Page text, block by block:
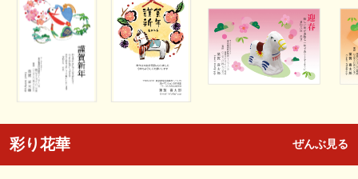
彩り花華 ぜんぶ見る